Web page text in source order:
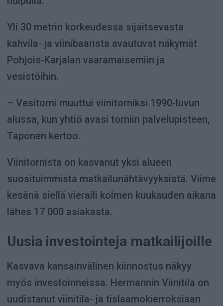
Yli 30 metrin korkeudessa sijaitsevasta
kahvila- ja viinibaarista avautuvat näkymät
Pohjois-Karjalan vaaramaisemiin ja
vesistöihin.
– Vesitorni muuttui viinitorniksi 1990-luvun
alussa, kun yhtiö avasi torniin palvelupisteen,
Taponen kertoo.
Viinitornista on kasvanut yksi alueen
suosituimmista matkailunähtävyyksistä. Viime
kesänä siellä vieraili kolmen kuukauden aikana
lähes 17 000 asiakasta.
Uusia investointeja matkailijoille
Kasvava kansainvälinen kiinnostus näkyy
myös investoinneissa. Hermannin Viinitila on
uudistanut viinitila- ja tislaamokierroksiaan